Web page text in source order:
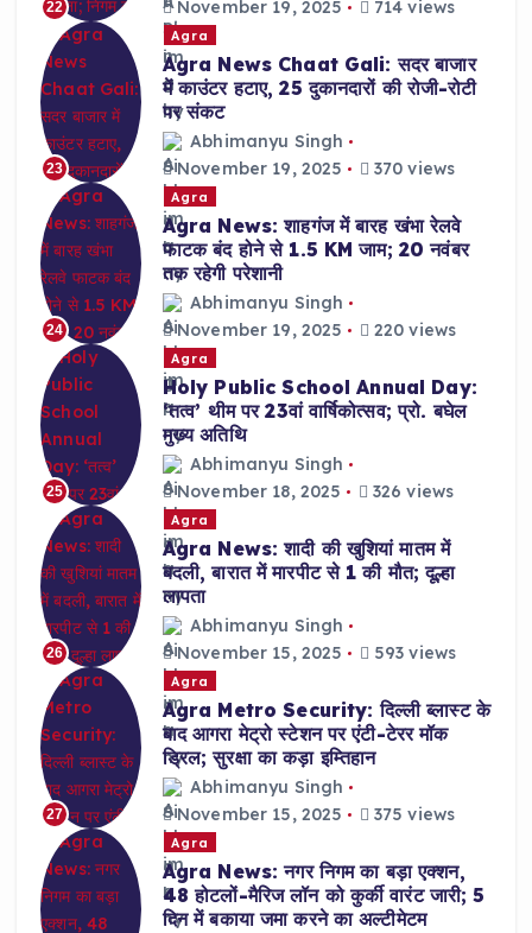
22
November 19, 2025
714 views
23
Agra
Agra News Chaat Gali: सदर बाजार
में काउंटर हटाए, 25 दुकानदारों की रोजी-रोटी
पर संकट
Abhimanyu Singh
November 19, 2025
370 views
24
Agra
Agra News: शाहगंज में बारह खंभा रेलवे
फाटक बंद होने से 1.5 KM जाम; 20 नवंबर
तक रहेगी परेशानी
Abhimanyu Singh
November 19, 2025
220 views
25
Agra
Holy Public School Annual Day:
‘तत्व’ थीम पर 23वां वार्षिकोत्सव; प्रो. बघेल
मुख्य अतिथि
Abhimanyu Singh
November 18, 2025
326 views
26
Agra
Agra News: शादी की खुशियां मातम में
बदली, बारात में मारपीट से 1 की मौत; दूल्हा
लापता
Abhimanyu Singh
November 15, 2025
593 views
27
Agra
Agra Metro Security: दिल्ली ब्लास्ट के
बाद आगरा मेट्रो स्टेशन पर एंटी-टेरर मॉक
ड्रिल; सुरक्षा का कड़ा इम्तिहान
Abhimanyu Singh
November 15, 2025
375 views
Agra
Agra News: नगर निगम का बड़ा एक्शन,
48 होटलों-मैरिज लॉन को कुर्की वारंट जारी; 5
दिन में बकाया जमा करने का अल्टीमेटम